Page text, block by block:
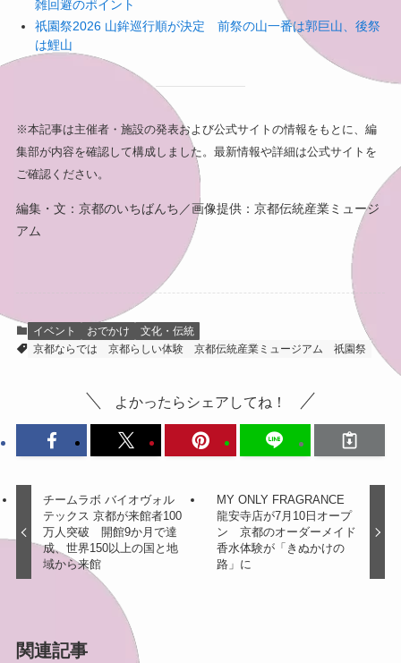
雑回避のポイント
祇園祭2026 山鉾巡行順が決定 前祭の山一番は郭巨山、後祭
は鯉山
※本記事は主催者・施設の発表および公式サイトの情報をもとに、編
集部が内容を確認して構成しました。最新情報や詳細は公式サイトを
ご確認ください。
編集・文：京都のいちばんち／画像提供：京都伝統産業ミュージ
アム
イベント おでかけ
文化・伝統
京都ならでは
京都らしい体験 京都伝統産業ミュージアム 祇園祭
よかったらシェアしてね！
チームラボ バイオヴォル
テックス 京都が来館者100
万人突破 開館9か月で達
成、世界150以上の国と地
域から来館
MY ONLY FRAGRANCE
龍安寺店が7月10日オープ
ン 京都のオーダーメイド
香水体験が「きぬかけの
路」に
関連記事